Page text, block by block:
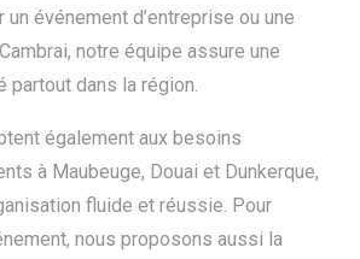
un événement d’entreprise ou une
notre équipe assure une
partout dans la région.
également aux besoins
à Maubeuge, Douai et Dunkerque,
fluide et réussie. Pour
nous proposons aussi la